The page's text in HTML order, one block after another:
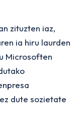
zituzten iaz,
ia hiru laurden
Microsoften
dute sozietate